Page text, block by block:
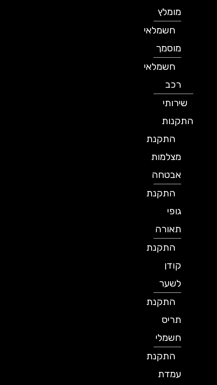
מומלץ
חשמלאי
מוסמך
חשמלאי
שירותי
התקנות
התקנת
מצלמות
אבטחה
התקנת
תאורה
התקנת
לשער
התקנת
תריס
חשמלי
התקנת
עמדת